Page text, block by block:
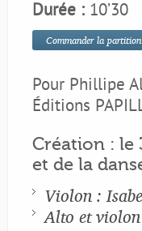
Durée : 10’30
Commander la partition
Pour Phillipe
Éditions
Création : le
et de la
Violon :
Alto et